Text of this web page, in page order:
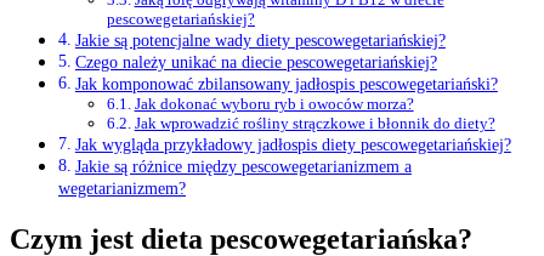
pescowegetariańskiej?
Jakie są potencjalne wady diety pescowegetariańskiej?
Czego należy unikać na diecie pescowegetariańskiej?
Jak komponować zbilansowany jadłospis pescowegetariański?
Jak dokonać wyboru ryb i owoców morza?
Jak wprowadzić rośliny strączkowe i błonnik do diety?
Jak wygląda przykładowy jadłospis diety pescowegetariańskiej?
Jakie są różnice między pescowegetarianizmem a
wegetarianizmem?
Czym jest dieta pescowegetariańska?